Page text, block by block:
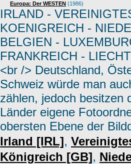
Europa: Der WESTEN (1986)
IRLAND -
KOENIGREICH -
BELGIEN -
FRANKREICH -
<br /> Deutschland,
Schweiz würde man
zählen, jedoch besitzen
Länder eigene
obersten Ebene der
Irland [IRL],
Königreich [GB],